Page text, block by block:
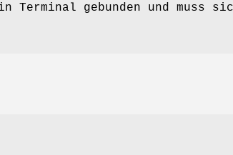
gebunden und muss